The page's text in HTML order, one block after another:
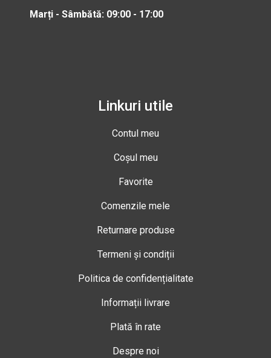
Marți - Sâmbătă: 09:00 - 17:00
Linkuri utile
Contul meu
Coșul meu
Favorite
Comenzile mele
Returnare produse
Termeni și condiții
Politica de confidențialitate
Informații livrare
Plată în rate
Despre noi